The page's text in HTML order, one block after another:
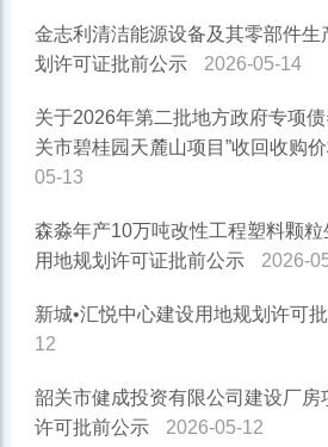
金志利清洁能源设备及其零部件生
划许可证批前公示
2026-05-14
关于2026年第二批地方政府专项
关市碧桂园天麓山项目”收回收购
05-13
森淼年产10万吨改性工程塑料颗
用地规划许可证批前公示
2026-
新城•汇悦中心建设用地规划许可
12
韶关市健成投资有限公司建设厂房
许可批前公示
2026-05-12